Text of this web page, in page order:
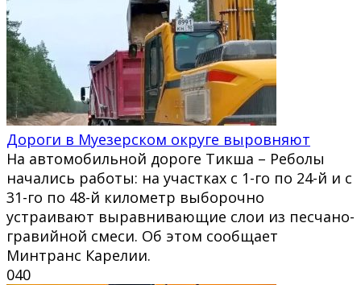
Дороги в Муезерском округе выровняют
На автомобильной дороге Тикша – Реболы
начались работы: на участках с 1-го по 24-й и с
31-го по 48-й километр выборочно
устраивают выравнивающие слои из песчано-
гравийной смеси. Об этом сообщает
Минтранс Карелии.
040